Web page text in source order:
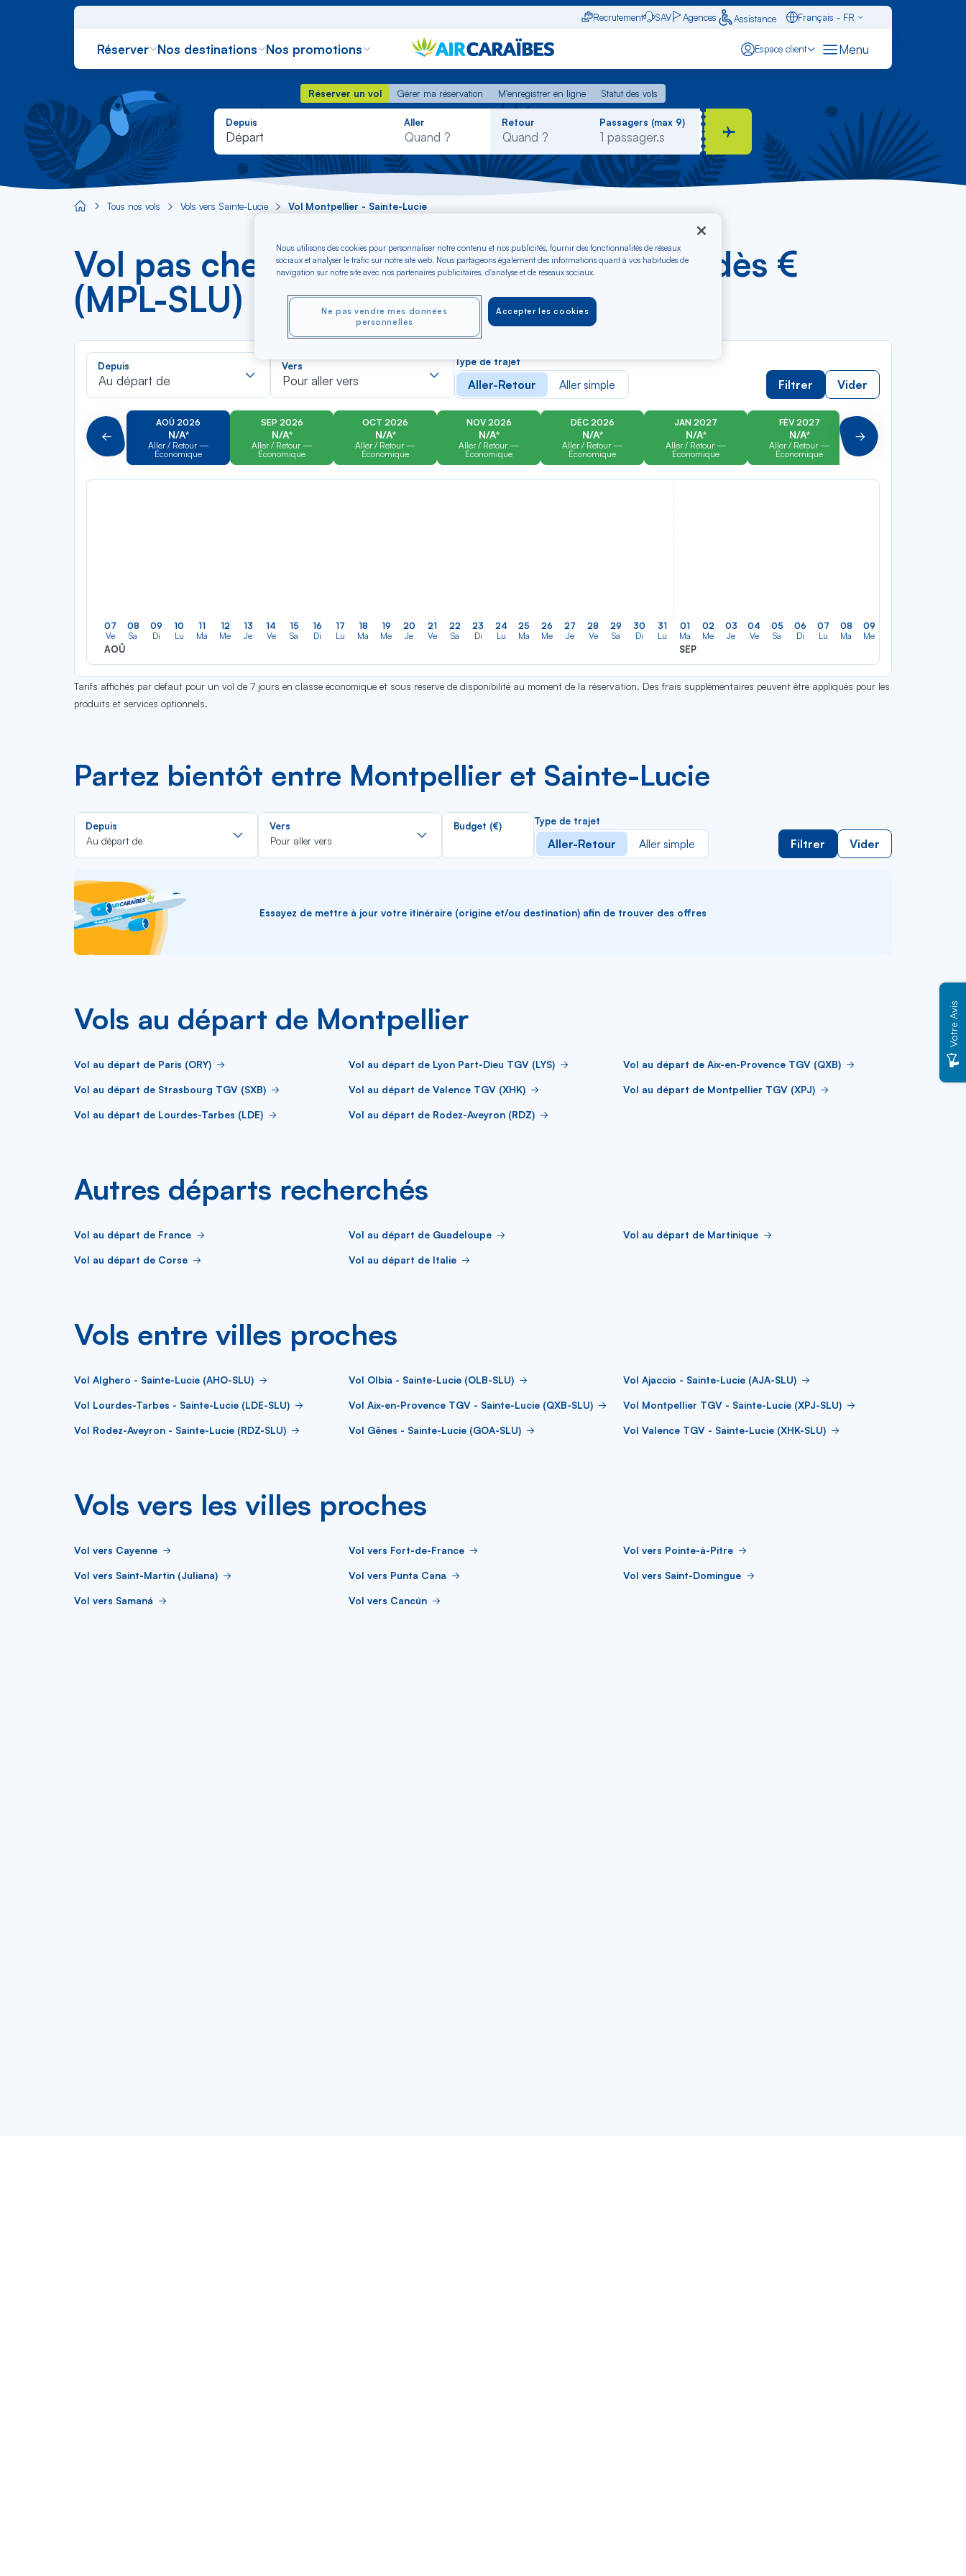
Recrutement SAV Agences Assistance
Français - FR
Réserver Nos destinations Nos promotions Espace client Menu
Réserver un vol Gérer ma réservation M'enregistrer en ligne
Statut des vols
Réserver un vol
Gérer ma réservation M'enregistrer en ligne Statut des vols
Depuis
Départ
Rechercher
dans
liste
Aller Retour Passagers (max 9)
Aircaraibes.com
Tous nos vols Vols vers Sainte-Lucie Vol Montpellier - Sainte-Lucie
Vol pas cher Montpellier - Sainte-Lucie dès €
(MPL-SLU)
Depuis
Au départ de
Rechercher
dans
la
liste
Vers
Pour aller vers
Rechercher
dans
la
liste
Type de trajet
Aller-Retour Aller simple Filtrer Vider
Précédent
AOÛ 2026
N/A*
Aller / Retour —
Économique
SEP 2026
N/A*
Aller / Retour —
Économique
OCT 2026
N/A*
Aller / Retour —
Économique
NOV 2026
N/A*
Aller / Retour —
Économique
DÉC 2026
N/A*
Aller / Retour —
Économique
JAN 2027
N/A*
Aller / Retour —
Économique
FÉV 2027
N/A*
Aller / Retour —
Économique
Aller / Retour —
Suivant
07
Ve
AOÛ
08
Sa
09
Di
10
Lu
11
Ma
12
Me
13
Je
14
Ve
15
Sa
16
Di
17
Lu
18
Ma
19
Me
20
Je
21
Ve
22
Sa
23
Di
24
Lu
25
Ma
26
Me
27
Je
28
Ve
29
Sa
30
Di
31
Lu
01
Ma
SEP
02
Me
03
Je
04
Ve
05
Sa
06
Di
07
Lu
08
Ma
09
Me
Tarifs affichés par défaut pour un vol de 7 jours en classe économique et sous réserve de disponibilité au moment de la réservation. Des frais supplémentaires peuvent être appliqués pour les
produits et services optionnels.
Partez bientôt entre Montpellier et Sainte-Lucie
Depuis
Au départ de
Rechercher
dans
la
Vers
Pour aller vers
Rechercher
la
Budget (€) Type de trajet
Aller-Retour Aller simple Filtrer Vider
Essayez de mettre à jour votre itinéraire (origine et/ou destination) afin de trouver des offres
Vols au départ de Montpellier
Vol au départ de Paris (ORY) Vol au départ de Lyon Part-Dieu TGV (LYS) Vol au départ de Aix-en-Provence TGV (QXB)
Vol au départ de Strasbourg TGV (SXB) Vol au départ de Valence TGV (XHK) Vol au départ de Montpellier TGV (XPJ)
Vol au départ de Lourdes-Tarbes (LDE) Vol au départ de Rodez-Aveyron (RDZ)
Autres départs recherchés
Vol au départ de France Vol au départ de Guadeloupe Vol au départ de Martinique
Vol au départ de Corse Vol au départ de Italie
Vols entre villes proches
Vol Alghero - Sainte-Lucie (AHO-SLU) Vol Olbia - Sainte-Lucie (OLB-SLU) Vol Ajaccio - Sainte-Lucie (AJA-SLU)
Vol Lourdes-Tarbes - Sainte-Lucie (LDE-SLU) Vol Aix-en-Provence TGV - Sainte-Lucie (QXB-SLU) Vol Montpellier TGV - Sainte-Lucie (XPJ-SLU)
Vol Rodez-Aveyron - Sainte-Lucie (RDZ-SLU) Vol Gênes - Sainte-Lucie (GOA-SLU) Vol Valence TGV - Sainte-Lucie (XHK-SLU)
Vols vers les villes proches
Vol vers Cayenne Vol vers Fort-de-France Vol vers Pointe-à-Pitre
Vol vers Saint-Martin (Juliana) Vol vers Punta Cana Vol vers Saint-Domingue
Vol vers Samaná Vol vers Cancún
Nous utilisons des cookies pour personnaliser notre contenu et nos publicités, fournir des fonctionnalités de réseaux
sociaux et analyser le trafic sur notre site web. Nous partageons également des informations quant à vos habitudes de
navigation sur notre site avec nos partenaires publicitaires, d'analyse et de réseaux sociaux.
Accepter les cookies
Ne pas vendre mes données
personnelles
Votre Avis